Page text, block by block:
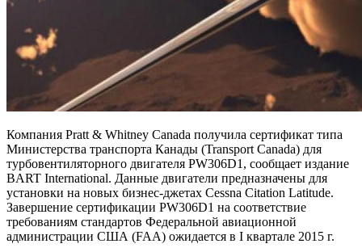
Компания Pratt & Whitney Canada получила сертификат типа
Министерства транспорта Канады (Transport Canada) для
турбовентиляторного двигателя PW306D1, сообщает издание
BART International. Данные двигатели предназначены для
установки на новых бизнес-джетах Cessna Citation Latitude.
Завершение сертификации PW306D1 на соответствие
требованиям стандартов Федеральной авиационной
администрации США (FAA) ожидается в I квартале 2015 г.